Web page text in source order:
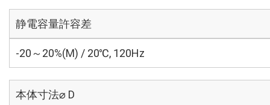
静電容量許容差
-20～20%(M) / 20℃, 120Hz
本体寸法⌀ D